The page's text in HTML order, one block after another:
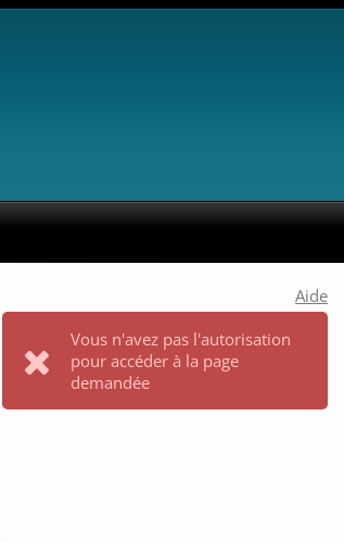
Aide
Vous n'avez pas l'autorisation
pour accéder à la page
demandée